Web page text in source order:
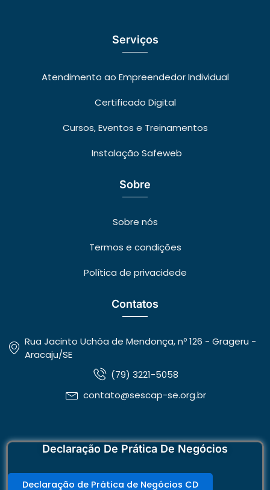
Serviços
Atendimento ao Empreendedor Individual
Certificado Digital
Cursos, Eventos e Treinamentos
Instalação Safeweb
Sobre
Sobre nós
Termos e condições
Política de privacidede
Contatos
Rua Jacinto Uchôa de Mendonça, nº 126 - Grageru -
Aracaju/SE
(79) 3221-5058
contato@sescap-se.org.br
Declaração De Prática De Negócios
Declaração de Prática de Negócios CD